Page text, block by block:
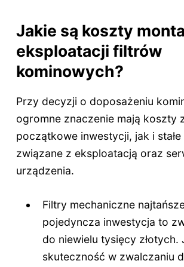
Jakie są koszty
eksploatacji filtrów
kominowych?
Przy decyzji o doposażeniu
ogromne znaczenie mają koszty
początkowe inwestycji, jak i
związane z eksploatacją oraz
urządzenia.
Filtry mechaniczne
pojedyncza inwestycja to
do niewielu tysięcy złotych.
skuteczność w zwalczaniu